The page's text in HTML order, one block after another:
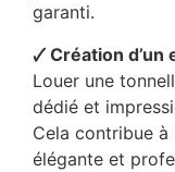
garanti.
🗸 Création d’un
Louer une
dédié et
Cela contribue à
élégante et